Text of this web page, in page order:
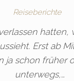
Reiseberichte
hatten,
Erst ab
ja schon
unterwegs,…